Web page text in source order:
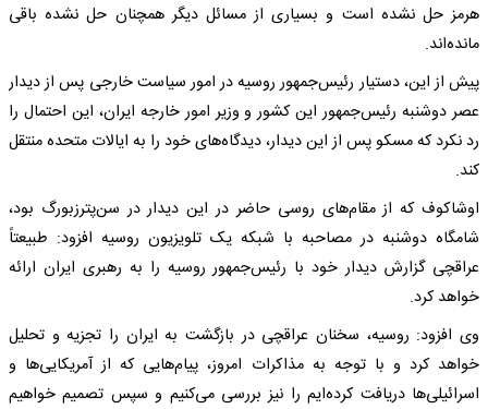
هرمز حل نشده است و بسیاری از مسائل دیگر همچنان حل نشده باقی
مانده‌اند.
پیش از این، دستیار رئیس‌جمهور روسیه در امور سیاست خارجی پس از دیدار
عصر دوشنبه رئیس‌جمهور این کشور و وزیر امور خارجه ایران، این احتمال را
رد نکرد که مسکو پس از این دیدار، دیدگاه‌های خود را به ایالات متحده منتقل
کند.
اوشاکوف که از مقام‌های روسی حاضر در این دیدار در سن‌پترزبورگ بود،
شامگاه دوشنبه در مصاحبه با شبکه یک تلویزیون روسیه افزود: طبیعتاً
عراقچی گزارش دیدار خود با رئیس‌جمهور روسیه را به رهبری ایران ارائه
خواهد کرد.
وی افزود: روسیه، سخنان عراقچی در بازگشت به ایران را تجزیه و تحلیل
خواهد کرد و با توجه به مذاکرات امروز، پیام‌هایی که از آمریکایی‌ها و
اسرائیلی‌ها دریافت کرده‌ایم را نیز بررسی می‌کنیم و سپس تصمیم خواهیم